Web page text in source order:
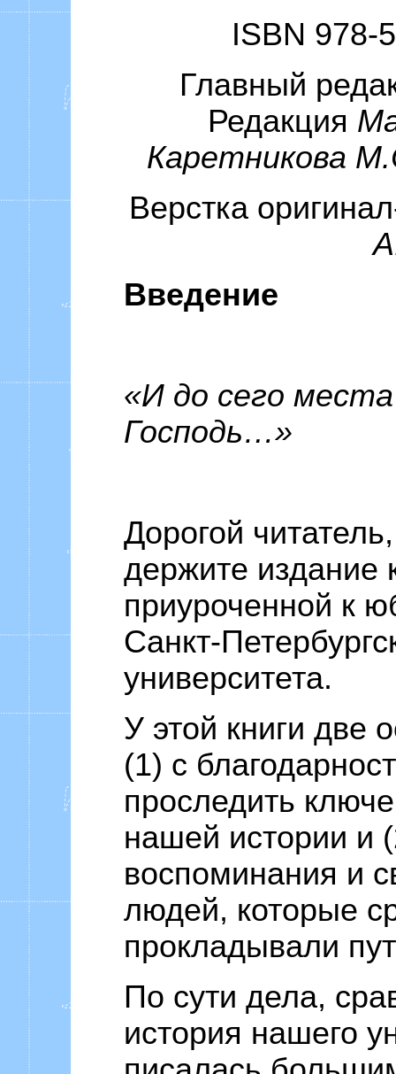
ISBN 978-
Главный
Редакция
Каретникова
Верстка
Введение
«И до сего
Господь…»
Дорогой
держите издание
приуроченной к
Санкт-
университета.
У этой книги две
(1) с
проследить
нашей истории и
воспоминания и
людей, которые
прокладывали
По сути дела,
история нашего